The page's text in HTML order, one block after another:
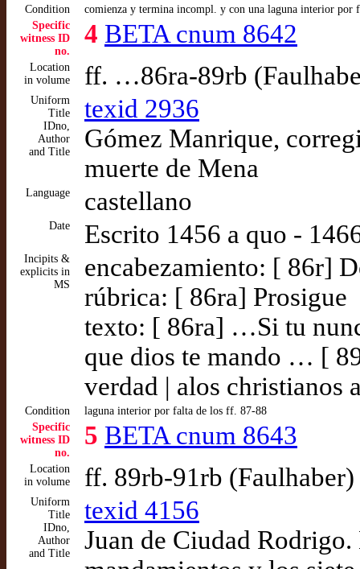
Condition
comienza y termina incompl. y con una laguna interior por
Specific
witness ID
no.
4 BETA cnum 8642
Location
in volume
ff. …86ra-89rb
Uniform
Title
IDno,
Author
and Title
texid 2936
Gómez Manrique,
muerte de Mena
Language castellano
Date Escrito 1456 a quo -
Incipits &
explicits in
MS
encabezamiento: [ 86r]
rúbrica: [ 86ra] Prosigue
texto: [ 86ra] …Si tu
que dios te mando … [
verdad | alos christianos
Condition
laguna interior por falta de los ff. 87-88
Specific
witness ID
no.
5 BETA cnum 8643
Location
in volume
ff. 89rb-91rb (Faulhaber)
Uniform
Title
IDno,
Author
and Title
texid 4156
Juan de Ciudad